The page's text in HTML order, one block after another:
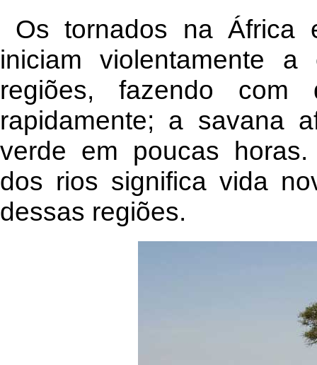
Os tornados na África
iniciam violentamente
regiões, fazendo
rapidamente; a savana
verde em poucas
dos rios significa vida
dessas regiões.